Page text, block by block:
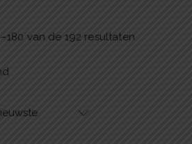
van de 192 resultaten
Gesorteerd